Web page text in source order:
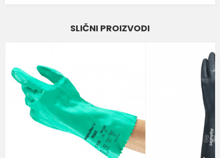
RUKAVICE ZA ZAŠTITU OD
Poruka
SLIČNI PROIZVODI